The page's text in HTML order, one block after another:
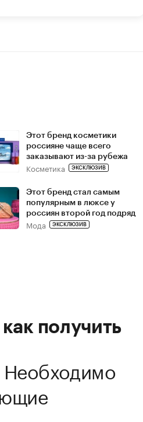
Этот бренд косметики
россияне чаще всего
заказывают из-за рубежа
Косметика ЭКСКЛЮЗИВ
Этот бренд стал самым
популярным в люксе у
россиян второй год подряд
Мода ЭКСКЛЮЗИВ
получить
Необходимо